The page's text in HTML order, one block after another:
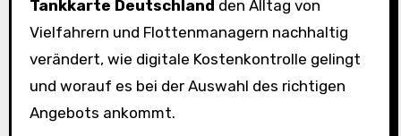
Tankkarte Deutschland den Alltag von
Vielfahrern und Flottenmanagern nachhaltig
verändert, wie digitale Kostenkontrolle gelingt
und worauf es bei der Auswahl des richtigen
Angebots ankommt.